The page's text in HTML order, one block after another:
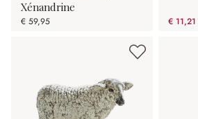
Xénandrine
€ 59,95 € 11,21